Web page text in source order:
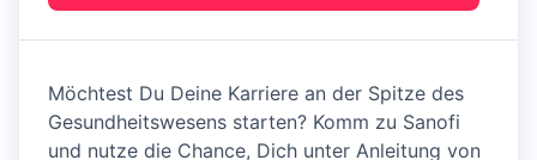
Möchtest Du Deine Karriere an der Spitze des
Gesundheitswesens starten? Komm zu Sanofi
und nutze die Chance, Dich unter Anleitung von